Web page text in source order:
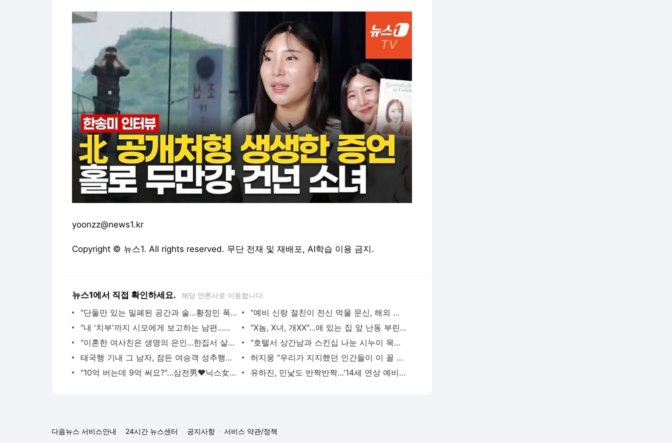
yoonzz@news1.kr
Copyright © 뉴스1. All rights reserved. 무단 전재 및 재배포, AI학습 이용 금지.
뉴스1에서 직접 확인하세요. 해당 언론사로 이동합니다.
"단둘만 있는 밀폐된 공간과 술…황정민 폭로녀는 두가지에 집착했다"
"예비 신랑 절친이 전신 먹물 문신, 해외 도피 준비"…예비 신부 '혼란'
"내 '치부'까지 시모에게 보고하는 남편…집이 감옥 같다" 아내 고통
"X놈, X녀, 개XX"…애 있는 집 앞 난동 부린 여성, 속옷까지 훌러덩[영상]
"이혼한 여사친은 생명의 은인…한집서 살게 해달라" 남편 요구에 '절망'
"호텔서 상간남과 스킨십 나눈 시누이 목격…제 남편이 입 다물라 하네요"
태국행 기내 그 남자, 잠든 여승객 성추행…"바지에 체액까지 묻었다"
허지웅 "우리가 지지했던 인간들이 이 꼴 만들어"…형소법 개정안에 발끈
"10억 버는데 9억 써요?"…삼전男♥닉스女 3:3 단체소개팅 예능 화제
유하진, 민낯도 반짝반짝…'14세 연상 예비남편' 강균성이 반한 청순 미모 [N샷]
다음뉴스 서비스안내 24시간 뉴스센터 공지사항
서비스 약관/정책